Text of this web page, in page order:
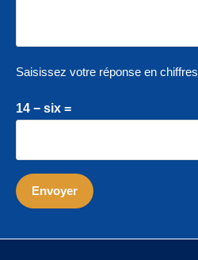
Saisissez votre réponse en chiffres
14 − six =